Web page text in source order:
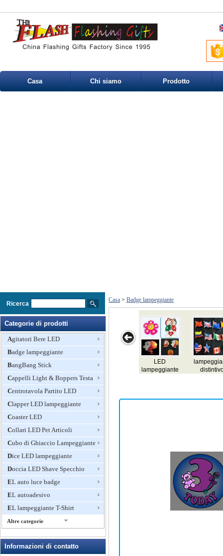
Casa Chi siamo Prodotto
Ricerca
Categorie di prodotti
Agitatori Bere LED
Badge lampeggiante
BangBang Stick
Cappelli Light & Boppers Testa
Centrotavola Partito LED
Clapper LED lampeggiante
Coaster LED
Collari LED Pet Articoli
Cubo di Ghiaccio Lampeggiante
Dice LED lampeggiante
Doccia LED Shave Specchio
EL auto luce badge
EL autoadesivo
EL lampeggiante T-Shirt
Altre categorie
Up novità
Informazioni di contatto
Casa > Badge lampeggiante
Natale Badge
lampeggiante
el distintivo,
illuminazione
distintivo el, el
Turchia EL
badge, carta di
illuminazione
badge,